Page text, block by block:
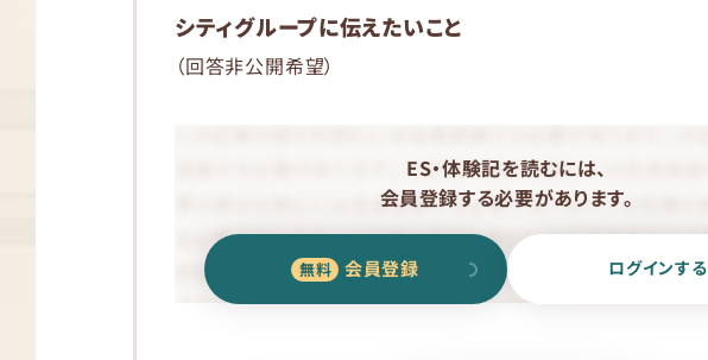
シティグループに伝えたいこと
（回答非公開希望）
ES・体験記を読むには、
会員登録する必要があります。
会員登録 ログインする